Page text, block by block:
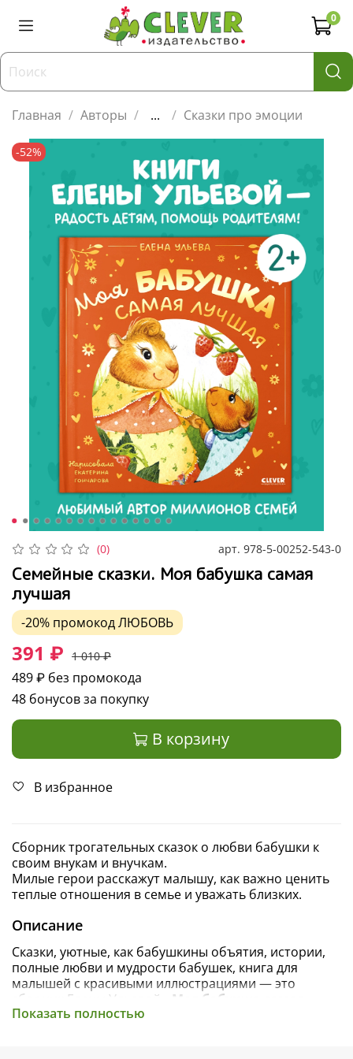
0
Главная Авторы ... Сказки про эмоции
-52%
(0) арт. 978-5-00252-543-0
Семейные сказки. Моя бабушка самая
лучшая
-20% промокодЛЮБОВЬ
391 ₽ 1 010 ₽
489 ₽ без промокода
48 бонусов за покупку
В корзину
В избранное
Сборник трогательных сказок о любви бабушки к
своим внукам и внучкам.
Милые герои расскажут малышу, как важно ценить
теплые отношения в семье и уважать близких.
Описание
Сказки, уютные, как бабушкины объятия, истории,
полные любви и мудрости бабушек, книга для
малышей с красивыми иллюстрациями — это
сборник Елены Ульевой
«Моя бабушка самая
лучшая» . Милые герои книги для детей — зайчики,
Показать полностью